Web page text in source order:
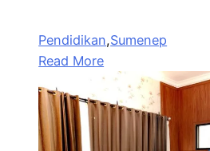
Pendidikan,Sumenep
Read More